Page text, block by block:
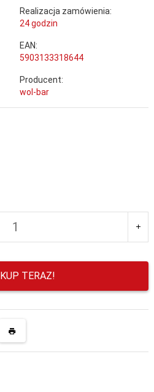
Realizacja zamówienia:
24 godzin
EAN:
5903133318644
Producent:
wol-bar
KUP TERAZ!